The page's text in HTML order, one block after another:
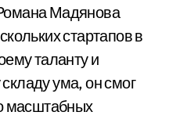
Мадянова
стартапов в
таланту и
ума, он смог
масштабных